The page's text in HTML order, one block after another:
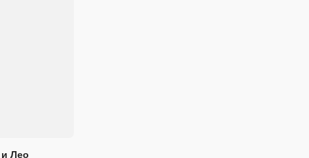
Лео